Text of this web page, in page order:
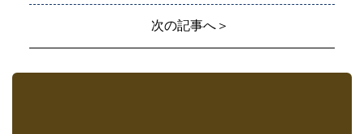
次の記事へ＞